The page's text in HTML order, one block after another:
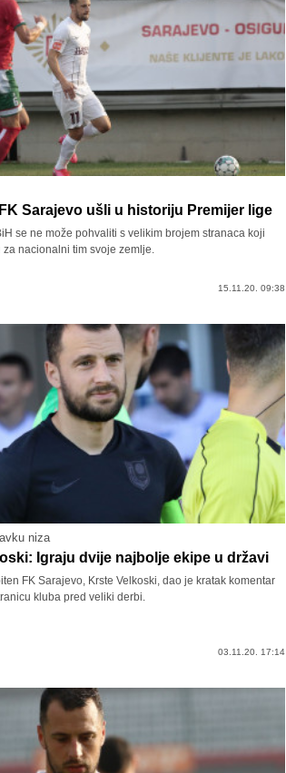
Sarajevo ušli u historiju Premijer lige
se ne može pohvaliti s velikim brojem stranaca koji
nacionalni tim svoje zemlje.
15.11.20. 09:38
niza
Igraju dvije najbolje ekipe u državi
FK Sarajevo, Krste Velkoski, dao je kratak komentar
kluba pred veliki derbi.
03.11.20. 17:14